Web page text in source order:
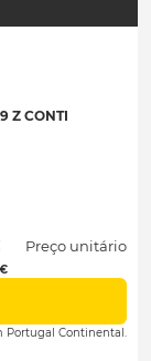
Z CONTI
Preço unitário
Portugal Continental.